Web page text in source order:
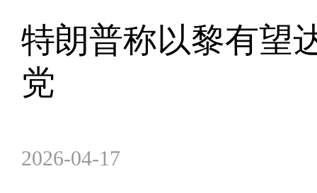
特朗普称以黎有望
党
2026-04-17